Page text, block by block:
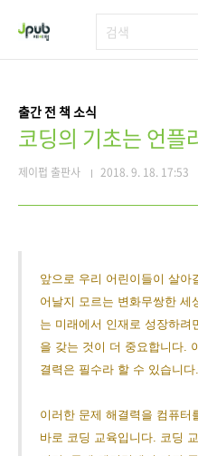
출간 전 책 소식
코딩의 기초는 언플
제이펍 출판사 2018. 9. 18. 17:53
앞으로 우리 어린이들이 살아
어날지 모르는 변화무쌍한
는 미래에서 인재로 성장하려
을 갖는 것이 더 중요합니다.
결력은 필수라 할 수 있습니다.
이러한 문제 해결력을 컴퓨터
바로 코딩 교육입니다. 코딩